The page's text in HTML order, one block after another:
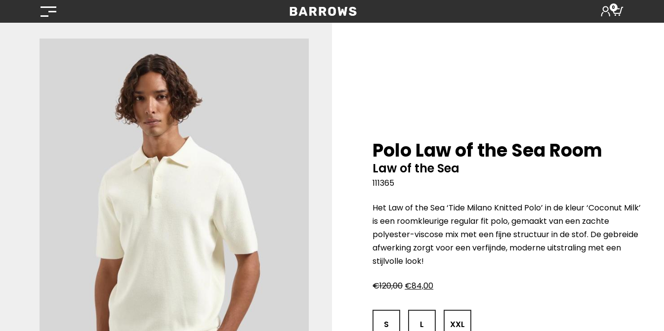
0
Polo Law of the Sea Room
Law of the Sea
111365
Het Law of the Sea ‘Tide Milano Knitted Polo’ in de kleur ‘Coconut Milk’
is een roomkleurige regular fit polo, gemaakt van een zachte
polyester-viscose mix met een fijne structuur in de stof. De gebreide
afwerking zorgt voor een verfijnde, moderne uitstraling met een
stijlvolle look!
€120,00 Oorspronkelijke
was:
€120,00.
€84,00Huidige
is:
€84,00.
S L XXL